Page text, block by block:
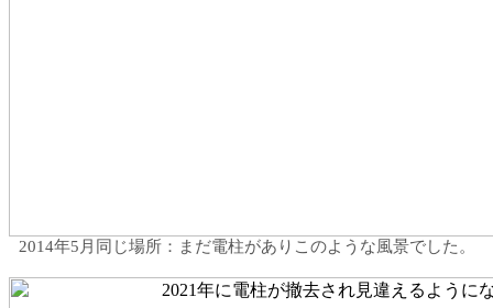
2014年5月同じ場所：まだ電柱がありこのような風景でした。